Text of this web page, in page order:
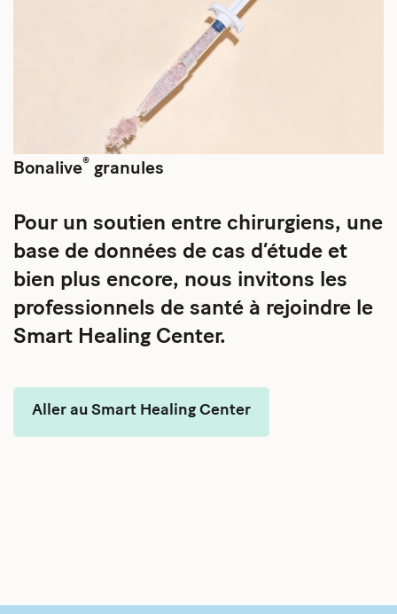
Bonalive® granules
Pour un soutien entre chirurgiens, une
base de données de cas d’étude et
bien plus encore, nous invitons les
professionnels de santé à rejoindre le
Smart Healing Center.
Aller au Smart Healing Center